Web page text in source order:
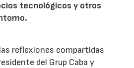
tecnológicos y otros
reflexiones compartidas
del Grup Caba y